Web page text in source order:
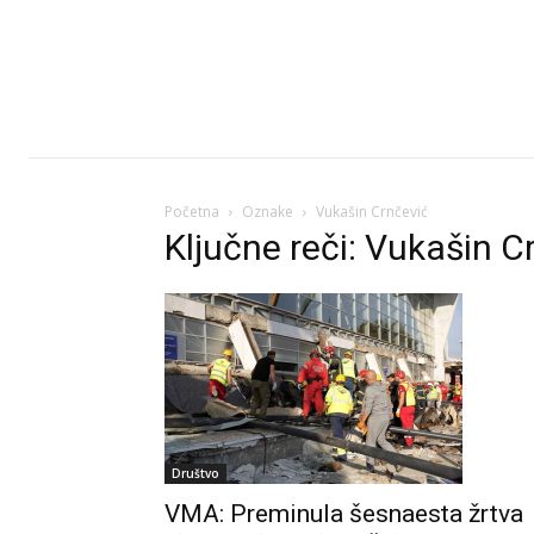
Početna Oznake Vukašin Crnčević
Ključne reči: Vukašin
Društvo
VMA: Preminula šesnaesta žrtva